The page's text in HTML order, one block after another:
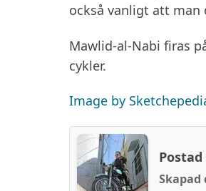
också vanligt att man
Mawlid-al-Nabi firas
cykler.
Image by
Postad
Skapad